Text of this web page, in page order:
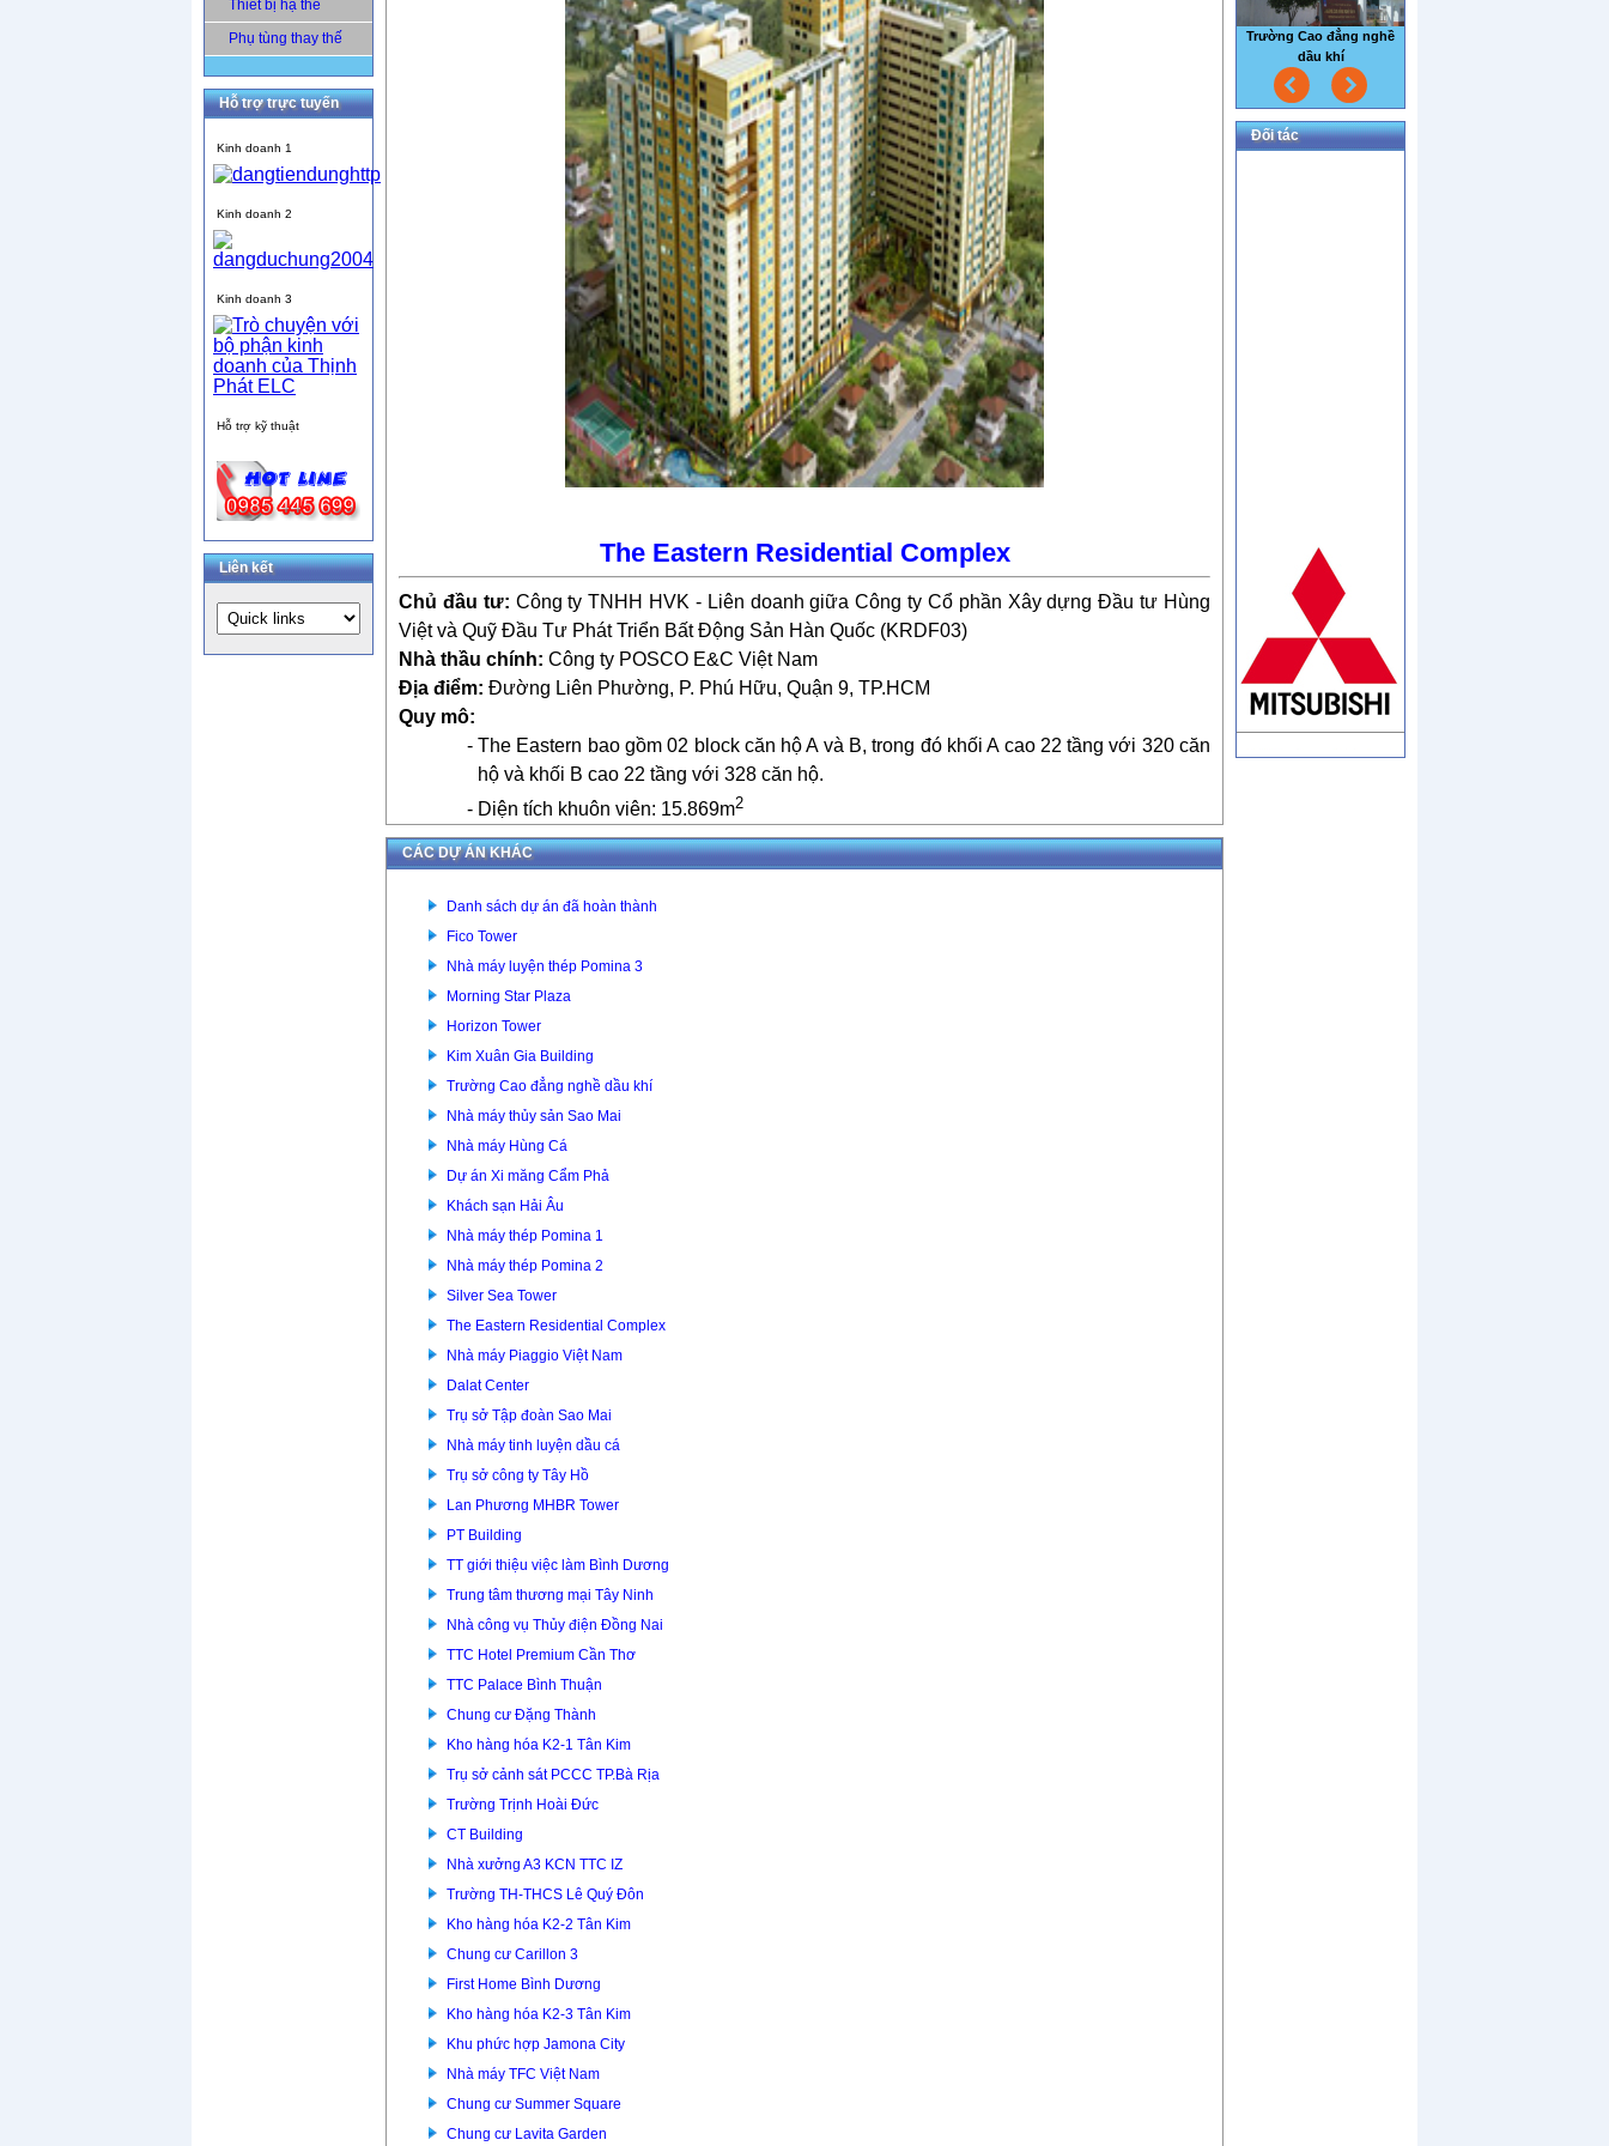
Thiết bị hạ thế
Phụ tùng thay thế
Hỗ trợ trực tuyến
Kinh doanh 1
Kinh doanh 2
Kinh doanh 3
Hỗ trợ kỹ thuật
Liên kết The Eastern Residential Complex
Chủ đầu tư: Công ty TNHH HVK - Liên doanh giữa Công ty Cổ phần Xây dựng Đầu tư Hùng
Việt và Quỹ Đầu Tư Phát Triển Bất Động Sản Hàn Quốc (KRDF03)
Nhà thầu chính: Công ty POSCO E&C Việt Nam
Địa điểm: Đường Liên Phường, P. Phú Hữu, Quận 9, TP.HCM
Quy mô:
-The Eastern bao gồm02 block căn hộ A và B, trong đó khối A cao 22 tầng với 320 căn
hộ và khối B cao 22 tầng với 328 căn hộ.
- Diện tích khuôn viên: 15.869m2
CÁC DỰ ÁN KHÁC
Danh sách dự án đã hoàn thành
Fico Tower
Nhà máy luyện thép Pomina 3
Morning Star Plaza
Horizon Tower
Kim Xuân Gia Building
Trường Cao đẳng nghề dầu khí
Nhà máy thủy sản Sao Mai
Nhà máy Hùng Cá
Dự án Xi măng Cẩm Phả
Khách sạn Hải Âu
Nhà máy thép Pomina 1
Nhà máy thép Pomina 2
Silver Sea Tower
The Eastern Residential Complex
Nhà máy Piaggio Việt Nam
Dalat Center
Trụ sở Tập đoàn Sao Mai
Nhà máy tinh luyện dầu cá
Trụ sở công ty Tây Hồ
Lan Phương MHBR Tower
PT Building
TT giới thiệu việc làm Bình Dương
Trung tâm thương mại Tây Ninh
Nhà công vụ Thủy điện Đồng Nai
TTC Hotel Premium Cần Thơ
TTC Palace Bình Thuận
Chung cư Đặng Thành
Kho hàng hóa K2-1 Tân Kim
Trụ sở cảnh sát PCCC TP.Bà Rịa
Trường Trịnh Hoài Đức
CT Building
Nhà xưởng A3 KCN TTC IZ
Trường TH-THCS Lê Quý Đôn
Kho hàng hóa K2-2 Tân Kim
Chung cư Carillon 3
First Home Bình Dương
Kho hàng hóa K2-3 Tân Kim
Khu phức hợp Jamona City
Nhà máy TFC Việt Nam
Chung cư Summer Square
Chung cư Lavita Garden
Nhà máy thủy sản Sao Mai